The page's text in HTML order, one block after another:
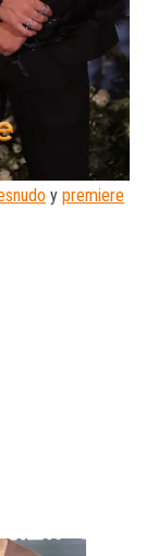
y premiere